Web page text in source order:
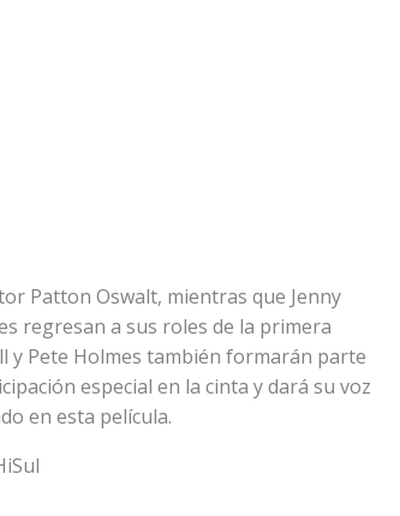
Patton Oswalt, mientras que Jenny
regresan a sus roles de la primera
y Pete Holmes también formarán parte
especial en la cinta y dará su voz
en esta película.